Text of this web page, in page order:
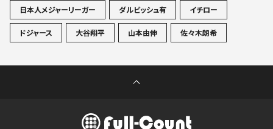
日本人メジャーリーガー
ダルビッシュ有 イチロー
ドジャース 大谷翔平 山本由伸 佐々木朗希